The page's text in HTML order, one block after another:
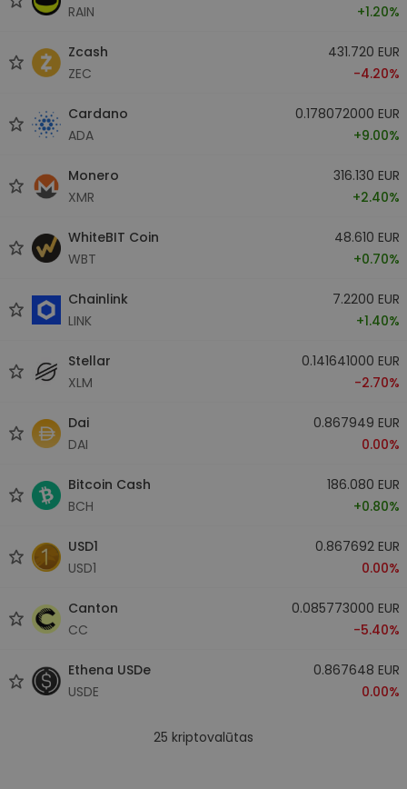
RAIN
+1.20%
Zcash
ZEC
431.720 EUR
-4.20%
Cardano
ADA
0.178072000 EUR
+9.00%
Monero
XMR
316.130 EUR
+2.40%
WhiteBIT Coin
WBT
48.610 EUR
+0.70%
Chainlink
LINK
7.2200 EUR
+1.40%
Stellar
XLM
0.141641000 EUR
-2.70%
Dai
DAI
0.867949 EUR
0.00%
Bitcoin Cash
BCH
186.080 EUR
+0.80%
USD1
USD1
0.867692 EUR
0.00%
Canton
CC
0.085773000 EUR
-5.40%
Ethena USDe
USDE
0.867648 EUR
0.00%
25 kriptovalūtas